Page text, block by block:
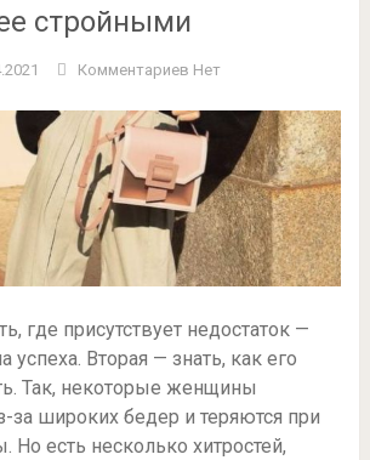
стройными
Комментариев Нет
где присутствует недостаток —
успеха. Вторая — знать, как его
Так, некоторые женщины
за широких бедер и теряются при
есть несколько хитростей,